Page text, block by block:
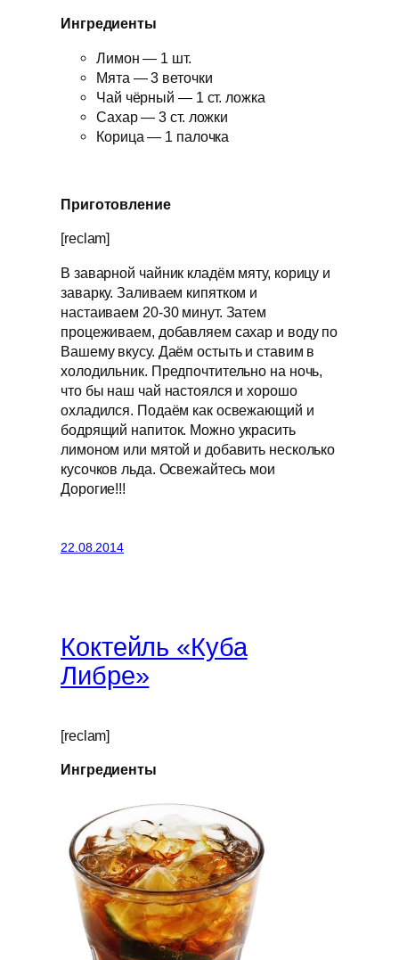
Ингредиенты
Лимон — 1 шт.
Мята — 3 веточки
Чай чёрный — 1 ст. ложка
Сахар — 3 ст. ложки
Корица — 1 палочка
Приготовление
[reclam]
В заварной чайник кладём мяту, корицу и
заварку. Заливаем кипятком и
настаиваем 20-30 минут. Затем
процеживаем, добавляем сахар и воду по
Вашему вкусу. Даём остыть и ставим в
холодильник. Предпочтительно на ночь,
что бы наш чай настоялся и хорошо
охладился. Подаём как освежающий и
бодрящий напиток. Можно украсить
лимоном или мятой и добавить несколько
кусочков льда. Освежайтесь мои
Дорогие!!!
22.08.2014
Коктейль «Куба
Либре»
[reclam]
Ингредиенты